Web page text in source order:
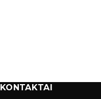
KONTAKTAI